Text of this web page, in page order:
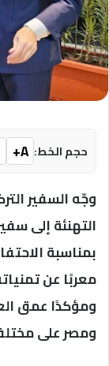
حجم الخط: A+
وجّه السفير
التهنئة إلى
بمناسبة
معربًا عن
ومؤكدًا عمق
ومصر على